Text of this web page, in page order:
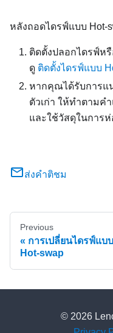
หลังถอดไดรฟ์แบบ Hot-
ติดตั้งปลอกไดรฟ์ห
ดู ติดตั้งไดรฟ์แบบ
หากคุณได้รับการแ
ตัวเก่า ให้ทำตาม
และใช้วัสดุในการ
ส่งคำติชม
Previous
การเปลี่ยนไดรฟ์แบบ
Hot-swap
© 2026